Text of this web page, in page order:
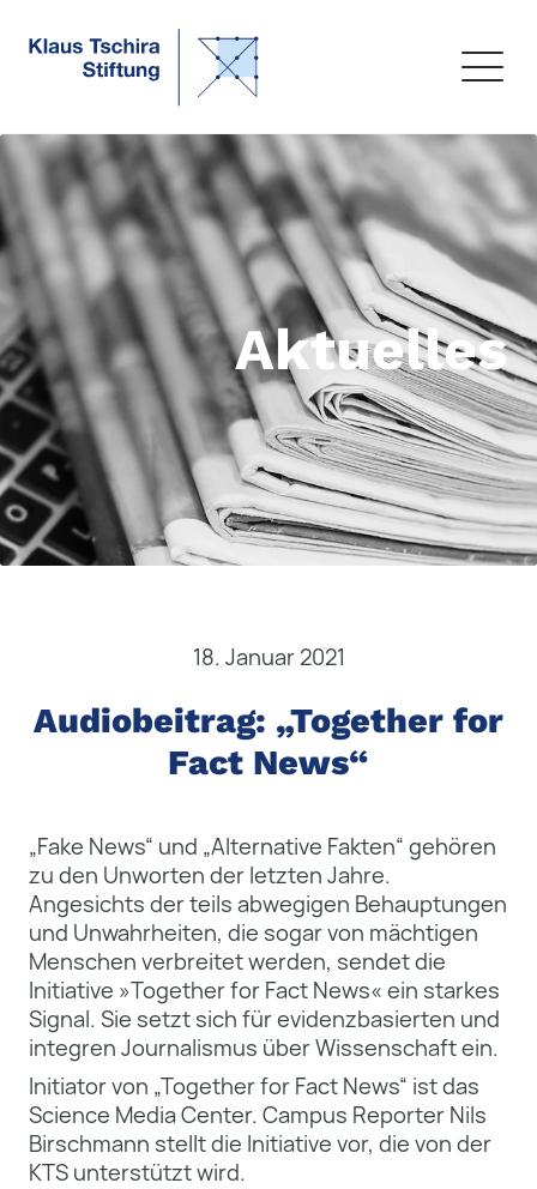
Aktuelles
18. Januar 2021
Audiobeitrag: „Together for
Fact News“
„Fake News“ und „Alternative Fakten“ gehören
zu den Unworten der letzten Jahre.
Angesichts der teils abwegigen Behauptungen
und Unwahrheiten, die sogar von mächtigen
Menschen verbreitet werden, sendet die
Initiative »Together for Fact News« ein starkes
Signal. Sie setzt sich für evidenzbasierten und
integren Journalismus über Wissenschaft ein.
Initiator von „Together for Fact News“ ist das
Science Media Center. Campus Reporter Nils
Birschmann stellt die Initiative vor, die von der
KTS unterstützt wird.